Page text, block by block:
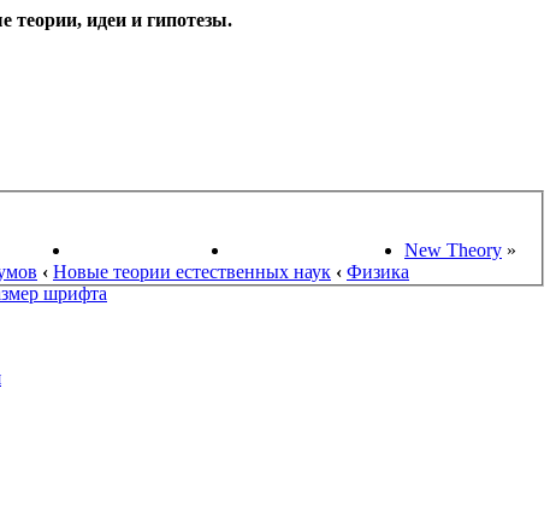
теории, идеи и гипотезы.
ПОИСК ТЕОРИЙ СТАРЫЙ ПОРТАЛ New Theory »
‹ Новые теории естественных наук ‹ Физика
шрифта